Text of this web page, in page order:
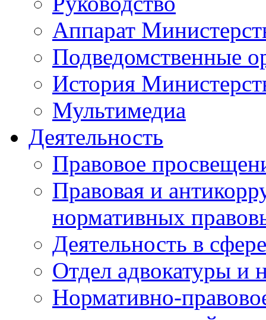
Аппарат
Подведомственные
История
Мультимедиа
Деятельность
Правовое
Правовая и
нормативных
Деятельность в
Отдел адвокатуры и
Нормативно-